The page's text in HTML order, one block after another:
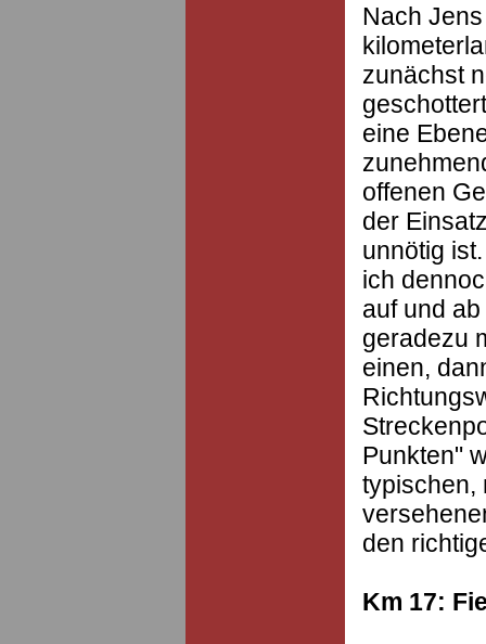
Nach
zunächst
eine
offenen
der
unnötig
ich
auf und
geradezu
einen,
Punkten"
typischen,
den
Km 17: